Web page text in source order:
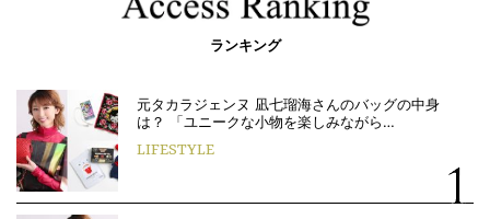
ランキング
元タカラジェンヌ 凪七瑠海さんのバッグの中身
は？ 「ユニークな小物を楽しみながら…
LIFESTYLE